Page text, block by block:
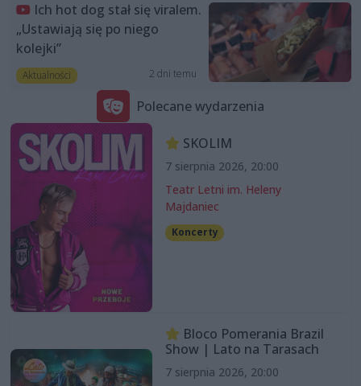
Ich hot dog stał się viralem.
„Ustawiają się po niego
kolejki”
Aktualności 2 dni temu
Polecane wydarzenia
SKOLIM
7 sierpnia 2026, 20:00
Teatr Letni im. Heleny
Majdaniec
Koncerty
Bloco Pomerania Brazil
Show | Lato na Tarasach
7 sierpnia 2026, 20:00